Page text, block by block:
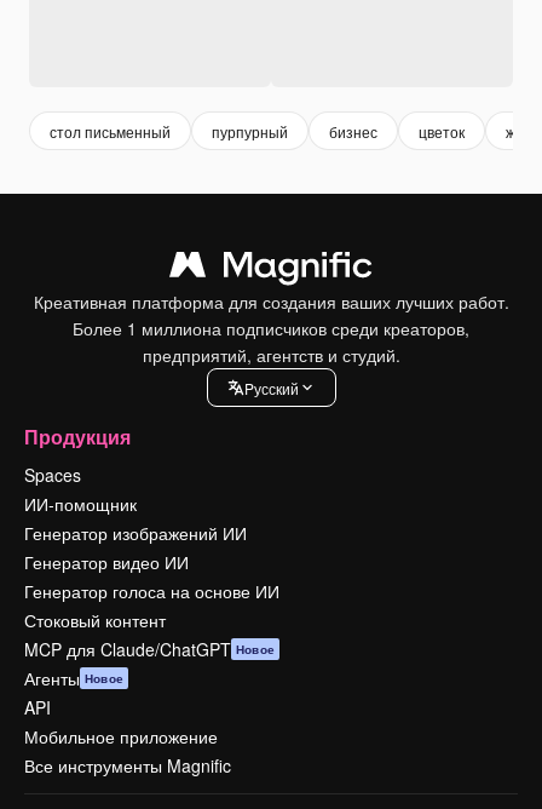
стол письменный пурпурный бизнес цветок
Креативная платформа для создания ваших лучших работ.
Более 1 миллиона подписчиков среди креаторов,
предприятий, агентств и студий.
Pусский
Продукция
Spaces
ИИ-помощник
Генератор изображений ИИ
Генератор видео ИИ
Генератор голоса на основе ИИ
Стоковый контент
MCP для Claude/ChatGPT Новое
Агенты Новое
API
Мобильное приложение
Все инструменты Magnific